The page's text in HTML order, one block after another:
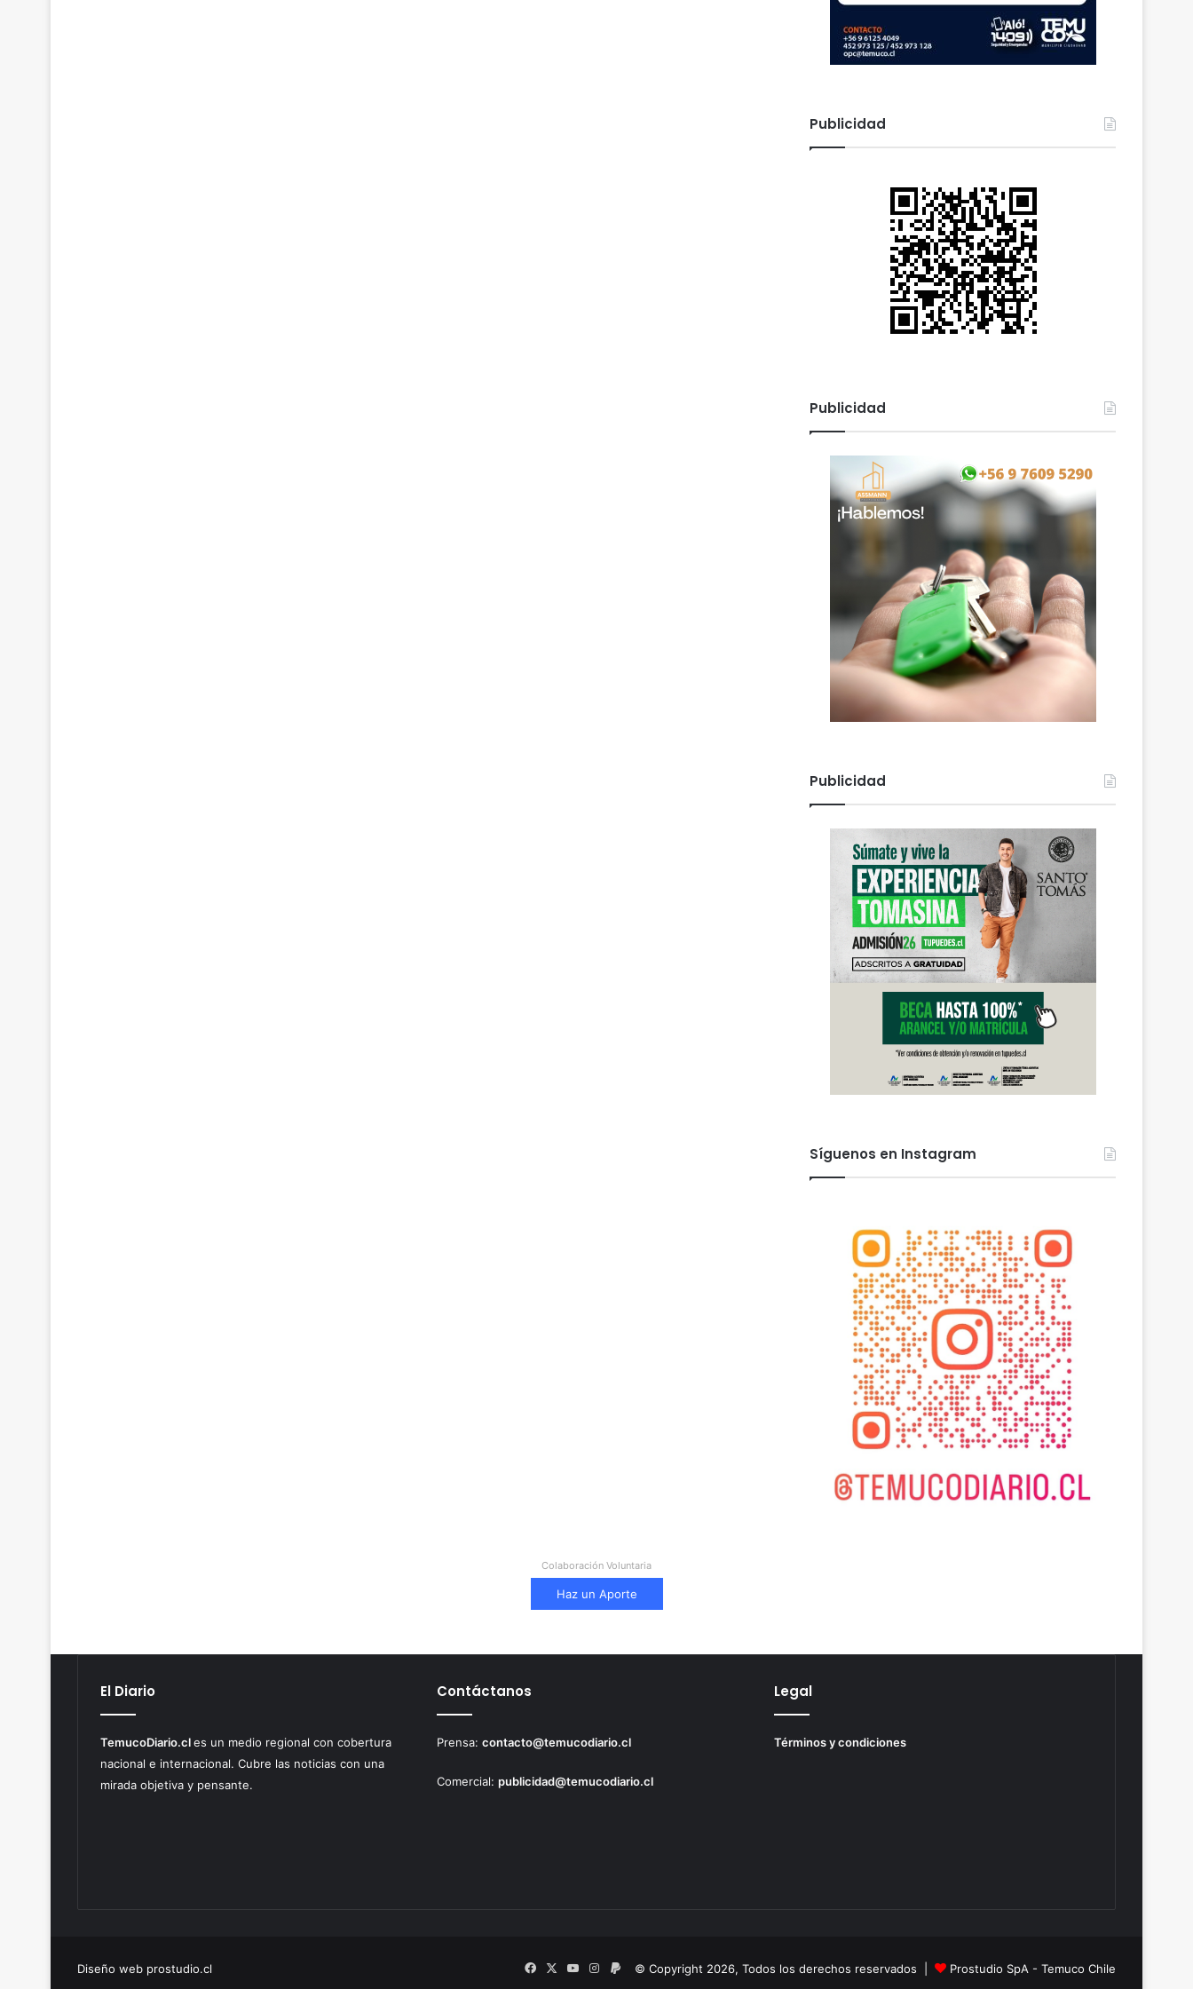
Publicidad
Publicidad
Publicidad
Síguenos en Instagram
Colaboración Voluntaria
Haz un Aporte
El Diario
TemucoDiario.cles un medio regional con cobertura
nacional e internacional. Cubre las noticias con una
mirada objetiva y pensante.
Contáctanos
Prensa:contacto@temucodiario.cl
Comercial:publicidad@temucodiario.cl
Legal
Términos y condiciones
Diseño web prostudio.cl © Copyright 2026, Todos los derechos reservados | Prostudio SpA - Temuco Chile
FacebookYouTubeInstagram
PayPal